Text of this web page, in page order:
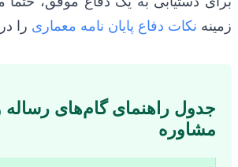
زمینه نکات دفاع پایان نامه معماری را
جدول راهنمای گام‌های
مشاوره